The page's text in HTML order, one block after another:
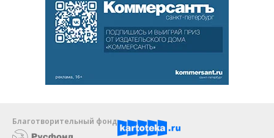
Благотворительный фонд